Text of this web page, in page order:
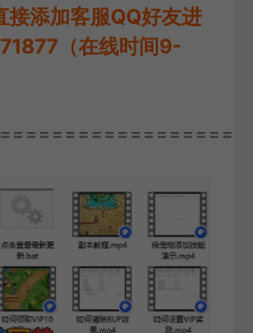
接添加客服QQ好友进
（在线时间9-